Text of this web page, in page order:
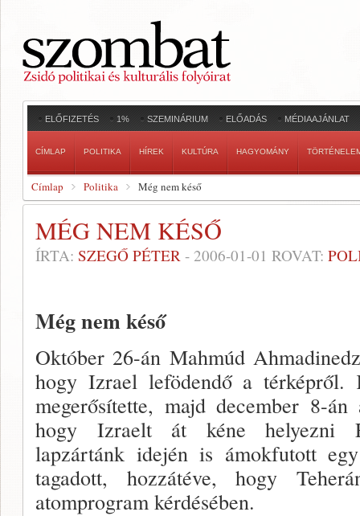
ELŐFIZETÉS 1% SZEMINÁRIUM ELŐADÁS MÉDIAAJÁNLAT
CÍMLAP POLITIKA HÍREK KULTÚRA HAGYOMÁNY
Címlap Politika Még nem késő
MÉG NEM KÉSŐ
ÍRTA: SZEGŐ PÉTER - 2006-01-01 ROVAT:
Még nem késő
Október 26-án Mahmúd
hogy Izrael lefödendő a tér­képről.
megerősítette, majd december 8-
hogy Izra­elt át kéne helyezni
lapzártánk idején is ámokfutott
tagadott, hozzá­téve, hogy
atomprogram kérdésében.